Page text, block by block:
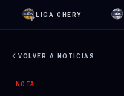
LIGA CHERY
VOLVER A NOTICIAS
NOTA